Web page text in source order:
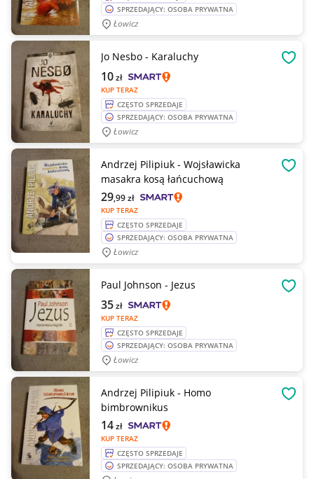
SPRZEDAJĄCY: OSOBA PRYWATNA
Łowicz
Jo Nesbo - Karaluchy
KUP TERAZ
10zł
CZĘSTO SPRZEDAJE
SPRZEDAJĄCY: OSOBA PRYWATNA
Łowicz
Andrzej Pilipiuk - Wojsławicka
masakra kosą łańcuchową
KUP TERAZ
29,99zł
CZĘSTO SPRZEDAJE
SPRZEDAJĄCY: OSOBA PRYWATNA
Łowicz
Paul Johnson - Jezus
KUP TERAZ
35zł
CZĘSTO SPRZEDAJE
SPRZEDAJĄCY: OSOBA PRYWATNA
Łowicz
Andrzej Pilipiuk - Homo
bimbrownikus
KUP TERAZ
14zł
CZĘSTO SPRZEDAJE
SPRZEDAJĄCY: OSOBA PRYWATNA